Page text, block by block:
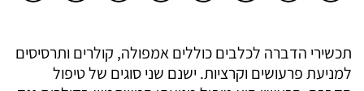
תכשירי הדברה לכלבים כוללים אמפולה, קולרים ותרסיסים
למניעת פרעושים וקרציות. ישנם שני סוגים של טיפול